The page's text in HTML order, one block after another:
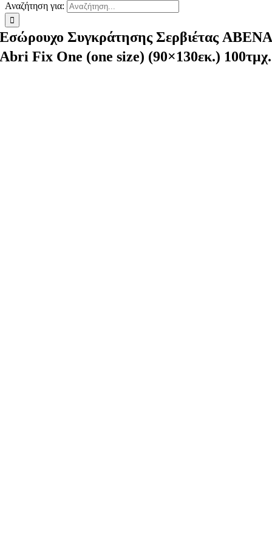
Αναζήτηση για:
Εσώρουχο Συγκράτησης Σερβιέτας ABENA
Abri Fix One (one size) (90×130εκ.) 100τμχ.